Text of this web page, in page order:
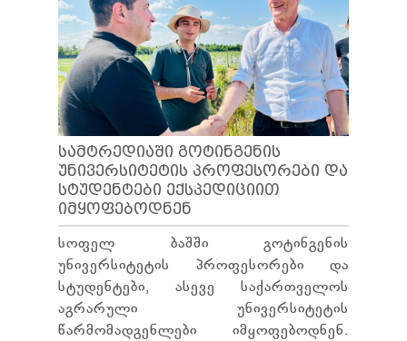
ᲢᲔᲜᲓᲔᲠᲔᲑᲘ
ᲞᲠᲔᲖᲘᲓᲔᲜᲢᲘᲡᲗᲕᲘᲡ ᲓᲐ
ᲞᲐᲠᲚᲐᲛᲔᲜᲢᲘᲡᲗᲕᲘᲡ ᲬᲐᲠᲡᲐᲓᲒᲔᲜᲘ ᲐᲜᲒᲐᲠᲘᲨᲘ
ᲡᲐᲯᲐᲠᲝ ᲘᲜᲤᲝᲠᲛᲐᲪᲘᲘᲡ ᲛᲝᲗᲮᲝᲕᲜᲐ
ᲞᲔᲠᲡᲝᲜᲐᲚᲣᲠ ᲛᲝᲜᲐᲪᲔᲛᲗᲐ ᲓᲐᲪᲕᲘᲡ
ᲝᲤᲘᲪᲔᲠᲘ
ᲡᲐᲛᲐᲠᲗᲚᲔᲑᲠᲘᲕᲘ ᲒᲐᲓᲐᲬᲧᲕᲔᲢᲘᲚᲔᲑᲔᲑᲘ
ᲒᲐᲡᲐᲩᲘᲕᲠᲔᲑᲘᲡ ᲬᲔᲡᲔᲑᲘ
ᲡᲐᲛᲢᲠᲔᲓᲘᲐᲨᲘ ᲒᲝᲢᲘᲜᲒᲔᲜᲘᲡ
ᲣᲜᲘᲕᲔᲠᲡᲘᲢᲔᲢᲘᲡ ᲞᲠᲝᲤᲔᲡᲝᲠᲔᲑᲘ ᲓᲐ
ᲡᲢᲣᲓᲔᲜᲢᲔᲑᲘ ᲔᲥᲡᲞᲔᲓᲘᲪᲘᲘᲗ
ᲘᲛᲧᲝᲤᲔᲑᲝᲓᲜᲔᲜ
სოფელ ბაშში გოტინგენის
უნივერსიტეტის პროფესორები და
სტუდენტები, ასევე საქართველოს
აგრარული უნივერსიტეტის
წარმომადგენლები იმყოფებოდნენ.